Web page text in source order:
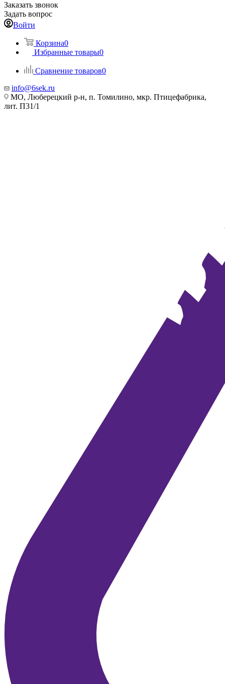
Заказать звонок
Задать вопрос
Войти
Корзина0
Избранные товары0
Сравнение товаров0
info@6sek.ru
МО, Люберецкий р-н, п. Томилино, мкр. Птицефабрика,
лит. П31/1